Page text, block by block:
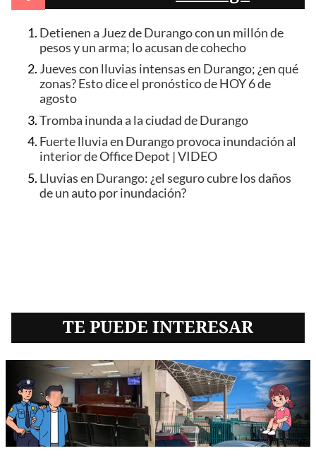
Detienen a Juez de Durango con un millón de
pesos y un arma; lo acusan de cohecho
Jueves con lluvias intensas en Durango; ¿en qué
zonas? Esto dice el pronóstico de HOY 6 de
agosto
Tromba inunda a la ciudad de Durango
Fuerte lluvia en Durango provoca inundación al
interior de Office Depot | VIDEO
Lluvias en Durango: ¿el seguro cubre los daños
de un auto por inundación?
TE PUEDE INTERESAR